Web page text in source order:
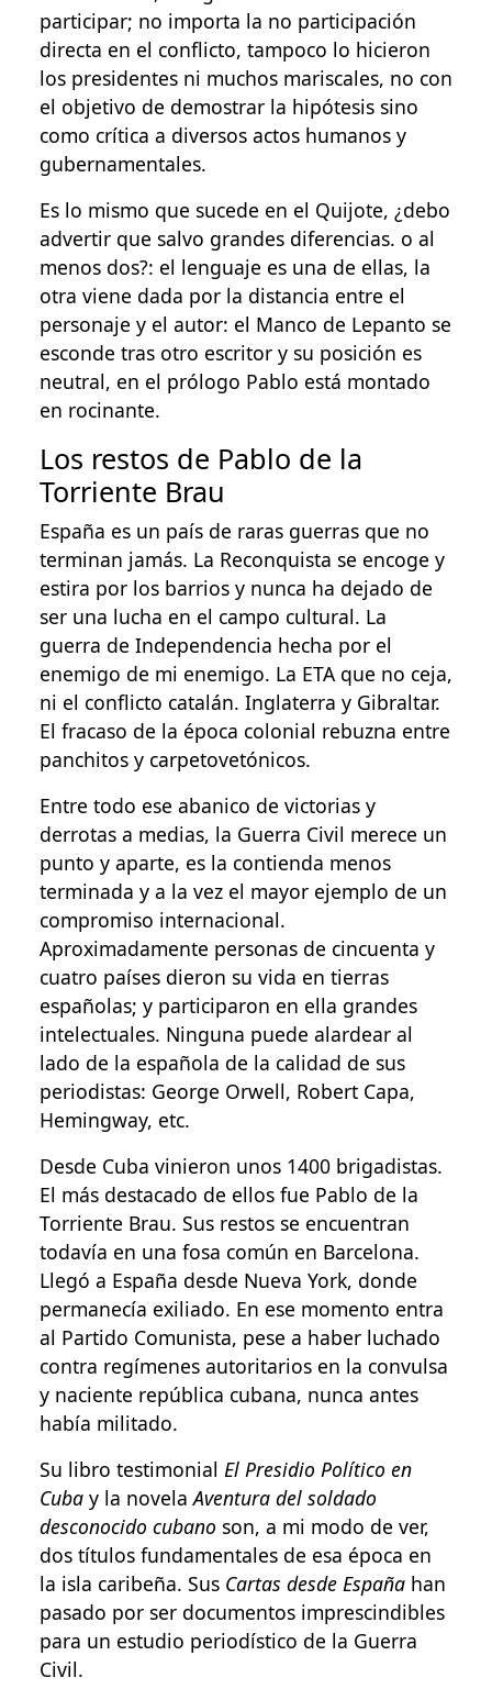
participar; no importa la no participación
directa en el conflicto, tampoco lo hicieron
los presidentes ni muchos mariscales, no con
el objetivo de demostrar la hipótesis sino
como crítica a diversos actos humanos y
gubernamentales.
Es lo mismo que sucede en el Quijote, ¿debo
advertir que salvo grandes diferencias. o al
menos dos?: el lenguaje es una de ellas, la
otra viene dada por la distancia entre el
personaje y el autor: el Manco de Lepanto se
esconde tras otro escritor y su posición es
neutral, en el prólogo Pablo está montado
en rocinante.
Los restos de Pablo de la
Torriente Brau
España es un país de raras guerras que no
terminan jamás. La Reconquista se encoge y
estira por los barrios y nunca ha dejado de
ser una lucha en el campo cultural. La
guerra de Independencia hecha por el
enemigo de mi enemigo. La ETA que no ceja,
ni el conflicto catalán. Inglaterra y Gibraltar.
El fracaso de la época colonial rebuzna entre
panchitos y carpetovetónicos.
Entre todo ese abanico de victorias y
derrotas a medias, la Guerra Civil merece un
punto y aparte, es la contienda menos
terminada y a la vez el mayor ejemplo de un
compromiso internacional.
Aproximadamente personas de cincuenta y
cuatro países dieron su vida en tierras
españolas; y participaron en ella grandes
intelectuales. Ninguna puede alardear al
lado de la española de la calidad de sus
periodistas: George Orwell, Robert Capa,
Hemingway, etc.
Desde Cuba vinieron unos 1400 brigadistas.
El más destacado de ellos fue Pablo de la
Torriente Brau. Sus restos se encuentran
todavía en una fosa común en Barcelona.
Llegó a España desde Nueva York, donde
permanecía exiliado. En ese momento entra
al Partido Comunista, pese a haber luchado
contra regímenes autoritarios en la convulsa
y naciente república cubana, nunca antes
había militado.
Su libro testimonial El Presidio Político en
Cuba y la novelaAventura del soldado
desconocido cubano son, a mi modo de ver,
dos títulos fundamentales de esa época en
la isla caribeña. Sus Cartas desde España han
pasado por ser documentos imprescindibles
para un estudio periodístico de la Guerra
Civil.